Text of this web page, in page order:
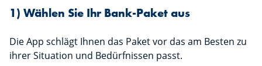
1) Wählen Sie Ihr Bank-Paket aus
Die App schlägt Ihnen das Paket vor das am Besten zu
ihrer Situation und Bedürfnissen passt.